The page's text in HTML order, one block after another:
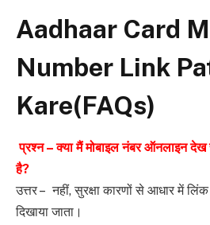
Aadhaar Card
Number Link
Kare(FAQs)
प्रश्न – क्या मैं मोबाइल नंबर ऑनलाइन
है?
उत्तर – नहीं, सुरक्षा कारणों से आधार में
दिखाया जाता।